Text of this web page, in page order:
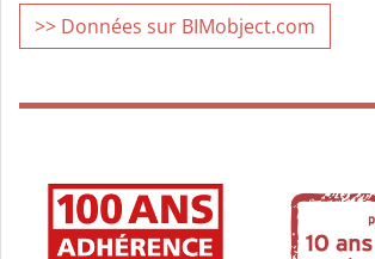
>> Données sur BIMobject.com